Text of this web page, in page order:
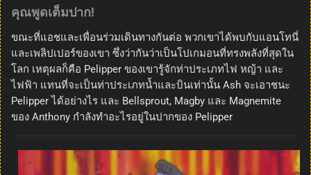
คุณพูดเต็มปาก!
ขณะที่แอชและเพื่อนร่วมเดินทางกันต่อ พวกเขาได้พบกับแอนโทนี่
และเพลิปเปอร์ของเขา ซึ่งว่ากันว่าเป็นโปเกมอนที่ทรงพลังที่สุดใน
โลก เหตุผลก็คือ Pelipper ของเขารู้จักท่าประเภทไฟ หญ้า และ
ไฟฟ้า แทนที่จะเป็นท่าประเภทน้ำและบินเท่านั้น Ash จะเอาชนะ
Pelipper ได้อย่างไร และ Bellsprout, Magby และ Magnemite
ของ Anthony กำลังทำอะไรอยู่ในปากของ Pelipper